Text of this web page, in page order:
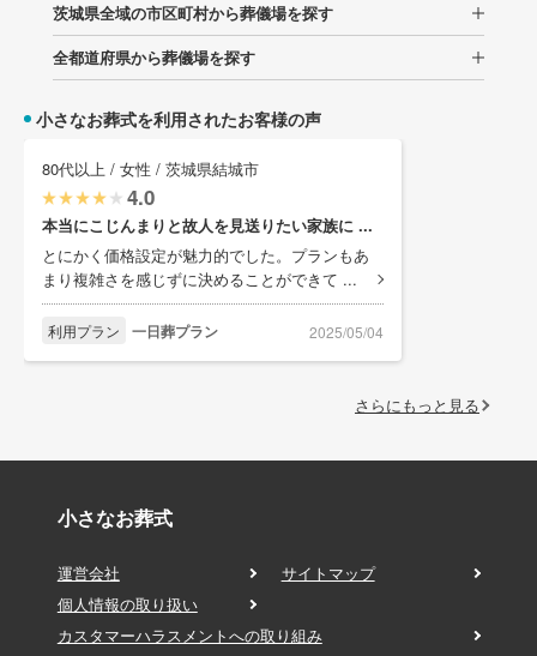
茨城県全域の市区町村から葬儀場を探す
全都道府県から葬儀場を探す
小さなお葬式を利用されたお客様の声
80代以上 / 女性 / 茨城県結城市
4.0
本当にこじんまりと故人を見送りたい家族に ...
とにかく価格設定が魅力的でした。プランもあ
まり複雑さを感じずに決めることができて ...
利用プラン 一日葬プラン 2025/05/04
さらにもっと見る
小さなお葬式
運営会社
サイトマップ
個人情報の取り扱い
カスタマーハラスメントへの取り組み